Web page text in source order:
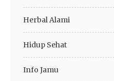
Herbal Alami
Hidup Sehat
Info Jamu